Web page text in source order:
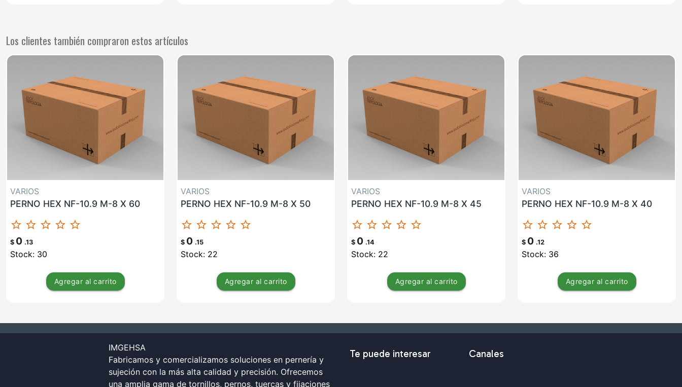
Los clientes también compraron estos artículos
VARIOS
PERNO HEX NF-10.9 M-8 X 60
star_border star_border star_border star_border star_border
$ 0 .13
Stock: 30
Agregar al carrito
VARIOS
PERNO HEX NF-10.9 M-8 X 50
star_border star_border star_border star_border star_border
$ 0 .15
Stock: 22
Agregar al carrito
VARIOS
PERNO HEX NF-10.9 M-8 X 45
star_border star_border star_border star_border star_border
$ 0 .14
Stock: 22
Agregar al carrito
VARIOS
PERNO HEX NF-10.9 M-8 X 40
star_border star_border star_border star_border star_border
$ 0 .12
Stock: 36
Agregar al carrito
IMGEHSA
Fabricamos y comercializamos soluciones en pernería y
sujeción con la más alta calidad y precisión. Ofrecemos
una amplia gama de tornillos, pernos, tuercas y fijaciones
Te puede interesar Canales